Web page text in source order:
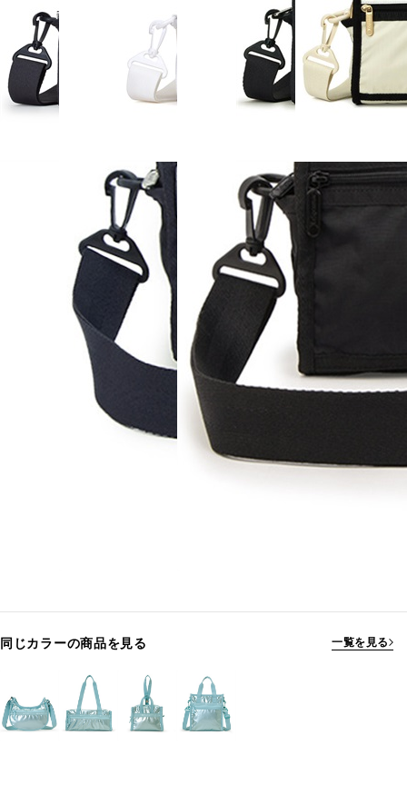
同じカラーの商品を見る 一覧を見る